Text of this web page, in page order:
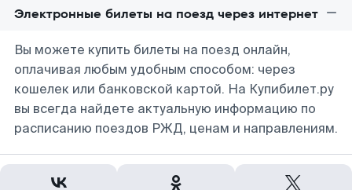
Электронные билеты на поезд через интернет
Вы можете купить билеты на поезд онлайн,
оплачивая любым удобным способом: через
кошелек или банковской картой. На Купибилет.ру
вы всегда найдете актуальную информацию по
расписанию поездов РЖД, ценам и направлениям.